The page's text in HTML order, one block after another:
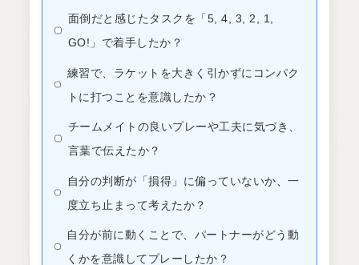
面倒だと感じたタスクを「5, 4, 3, 2, 1,
GO!」で着手したか？
練習で、ラケットを大きく引かずにコンパク
トに打つことを意識したか？
チームメイトの良いプレーや工夫に気づき、
言葉で伝えたか？
自分の判断が「損得」に偏っていないか、一
度立ち止まって考えたか？
自分が前に動くことで、パートナーがどう動
くかを意識してプレーしたか？